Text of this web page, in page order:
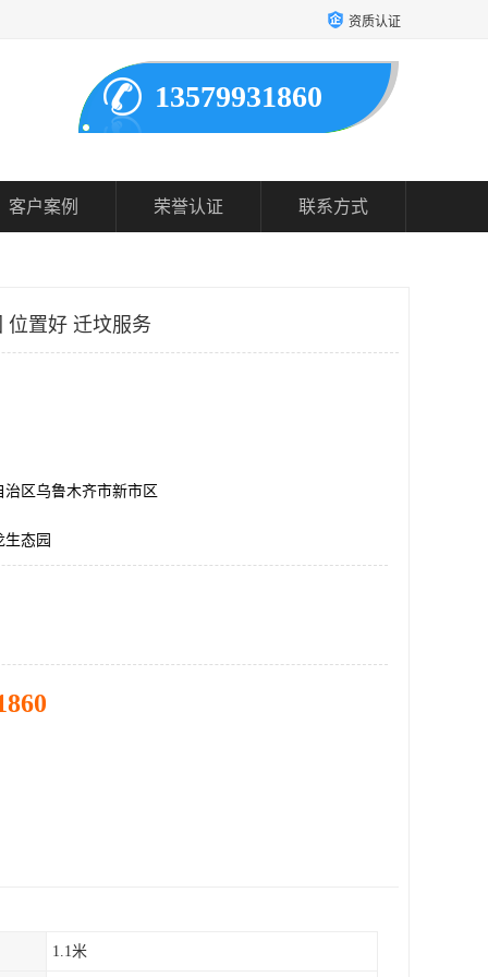
资质认证
13579931860
客户案例 荣誉认证 联系方式
位置好 迁坟服务
治区乌鲁木齐市新市区
生态园
1.1米